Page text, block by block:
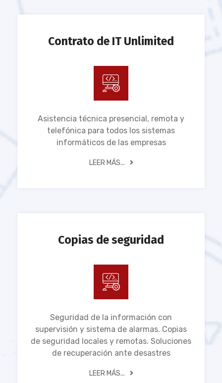
Contrato de IT Unlimited
Asistencia técnica presencial, remota y
telefónica para todos los sistemas
informáticos de las empresas
LEER MÁS...
Copias de seguridad
Seguridad de la información con
supervisión y sistema de alarmas. Copias
de seguridad locales y remotas. Soluciones
de recuperación ante desastres
LEER MÁS...